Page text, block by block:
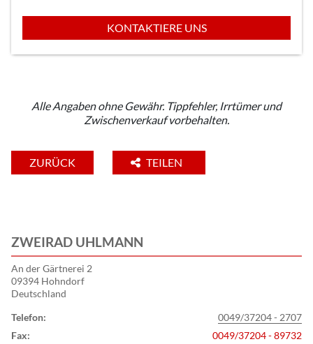
KONTAKTIERE UNS
Alle Angaben ohne Gewähr. Tippfehler, Irrtümer und
Zwischenverkauf vorbehalten.
ZURÜCK TEILEN
ZWEIRAD UHLMANN
An der Gärtnerei 2
09394 Hohndorf
Deutschland
Telefon:
0049/37204 - 2707
Fax:
0049/37204 - 89732